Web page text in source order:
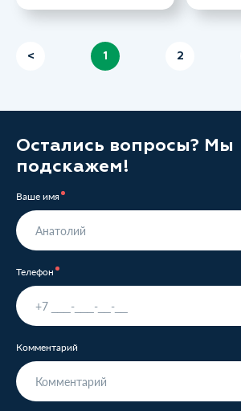
< 1 2
Остались вопросы? Мы
подскажем!
Ваше имя
Телефон
Комментарий